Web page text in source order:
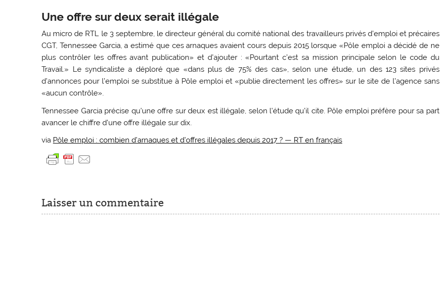
Une offre sur deux serait illégale
Au micro de RTL le 3 septembre, le directeur général du comité national des travailleurs privés d’emploi et précaires
CGT, Tennessee Garcia, a estimé que ces arnaques avaient cours depuis 2015 lorsque «Pôle emploi a décidé de ne
plus contrôler les offres avant publication» et d’ajouter : «Pourtant c’est sa mission principale selon le code du
Travail.» Le syndicaliste a déploré que «dans plus de 75% des cas», selon une étude, un des 123 sites privés
d’annonces pour l’emploi se substitue à Pôle emploi et «publie directement les offres» sur le site de l’agence sans
«aucun contrôle».
Tennessee Garcia précise qu’une offre sur deux est illégale, selon l’étude qu’il cite. Pôle emploi préfère pour sa part
avancer le chiffre d’une offre illégale sur dix.
via Pôle emploi : combien d’arnaques et d’offres illégales depuis 2017 ? — RT en français
Laisser un commentaire